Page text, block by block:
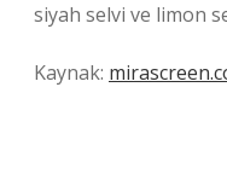
siyah selvi ve limon
Kaynak: